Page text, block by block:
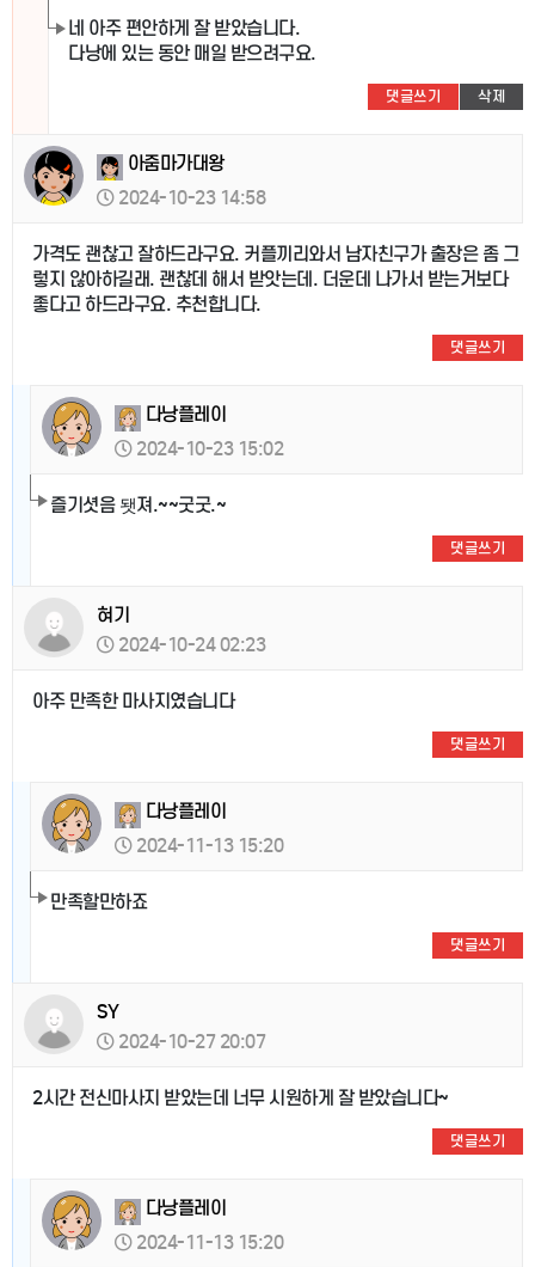
네 아주 편안하게 잘 받았습니다.
다낭에 있는 동안 매일 받으려구요.
댓글쓰기 삭제
아줌마가대왕
2024-10-23 14:58
가격도 괜찮고 잘하드라구요. 커플끼리와서 남자친구가 출장은 좀 그
렇지 않아하길래. 괜찮데 해서 받앗는데. 더운데 나가서 받는거보다
좋다고 하드라구요. 추천합니다.
댓글쓰기
다낭플레이
2024-10-23 15:02
즐기셧음 됏져.~~굿굿.~
댓글쓰기
혀기
2024-10-24 02:23
아주 만족한 마사지였습니다
댓글쓰기
다낭플레이
2024-11-13 15:20
만족할만하죠
댓글쓰기
SY
2024-10-27 20:07
2시간 전신마사지 받았는데 너무 시원하게 잘 받았습니다~
댓글쓰기
다낭플레이
2024-11-13 15:20